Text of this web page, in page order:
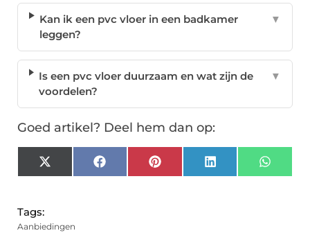
Kan ik een pvc vloer in een badkamer
leggen?
▼
Is een pvc vloer duurzaam en wat zijn de
voordelen?
▼
Goed artikel? Deel hem dan op:
X
(Twitter)
FacebookPinterest LinkedIn
Tags:
Aanbiedingen